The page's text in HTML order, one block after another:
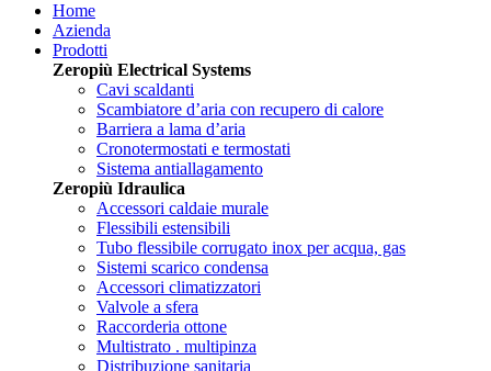
Home
Azienda
Prodotti
Zeropiù Electrical Systems
Cavi scaldanti
Scambiatore d’aria con recupero di calore
Barriera a lama d’aria
Cronotermostati e termostati
Sistema antiallagamento
Zeropiù Idraulica
Accessori caldaie murale
Flessibili estensibili
Tubo flessibile corrugato inox per acqua, gas
Sistemi scarico condensa
Accessori climatizzatori
Valvole a sfera
Raccorderia ottone
Multistrato . multipinza
Distribuzione sanitaria